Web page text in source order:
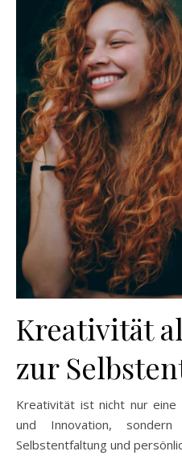
Kreativität
zur
Kreativität ist nicht nur
und Innovation,
Selbstentfaltung und